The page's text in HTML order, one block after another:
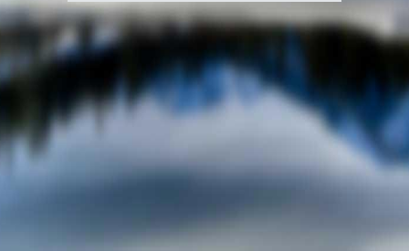
du
Canada